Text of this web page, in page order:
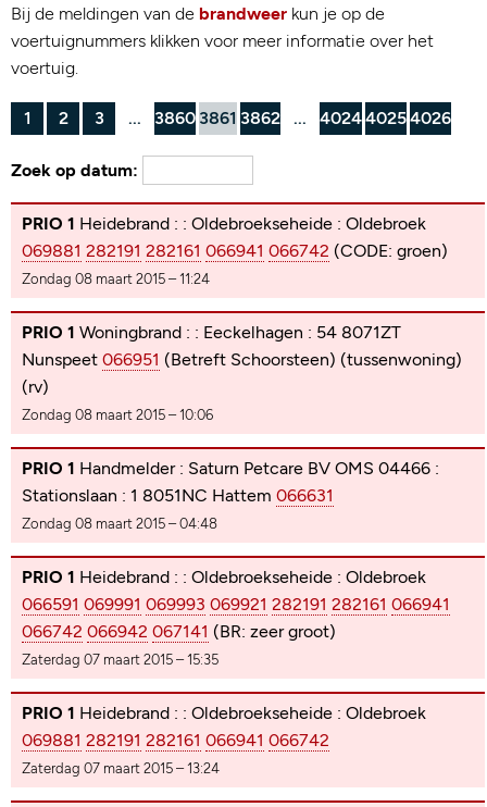
Bij de meldingen van de brandweer kun je op de
voertuignummers klikken voor meer informatie over het
voertuig.
1 2 3 ... 3860 3861 3862 ... 402440254026
Zoek op datum:
PRIO 1 Heidebrand : : Oldebroekseheide : Oldebroek
069881 282191 282161 066941 066742 (CODE: groen)
Zondag 08 maart 2015 – 11:24
PRIO 1 Woningbrand : : Eeckelhagen : 54 8071ZT
Nunspeet 066951 (Betreft Schoorsteen) (tussenwoning)
(rv)
Zondag 08 maart 2015 – 10:06
PRIO 1 Handmelder : Saturn Petcare BV OMS 04466 :
Stationslaan : 1 8051NC Hattem 066631
Zondag 08 maart 2015 – 04:48
PRIO 1 Heidebrand : : Oldebroekseheide : Oldebroek
066591 069991 069993 069921 282191 282161 066941
066742 066942 067141 (BR: zeer groot)
Zaterdag 07 maart 2015 – 15:35
PRIO 1 Heidebrand : : Oldebroekseheide : Oldebroek
069881 282191 282161 066941 066742
Zaterdag 07 maart 2015 – 13:24